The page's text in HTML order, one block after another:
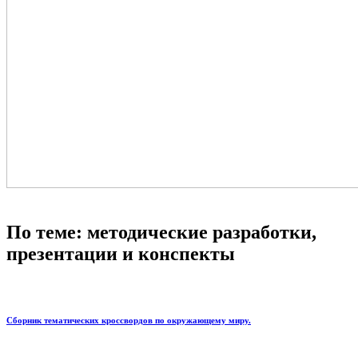
По теме: методические разработки,
презентации и конспекты
Сборник тематических кроссвордов по окружающему миру.